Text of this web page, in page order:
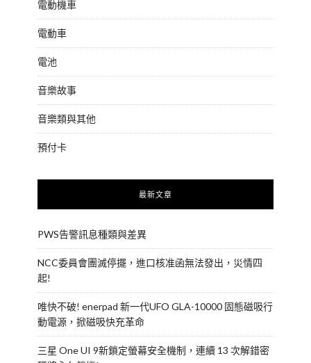
電動機車
電動車
電池
音樂故事
音樂類與其他
預付卡
最新文章
PWS告警訊息種類與差異
NCC委員會團滅停擺，進口核准函無法發出，災情四
起!
唯快不破! enerpad 新一代UFO GLA-10000 固態磁吸行
動電源，掀磁吸快充革命
三星 One UI 9新鎖定螢幕安全機制，連續 13 次解錯密